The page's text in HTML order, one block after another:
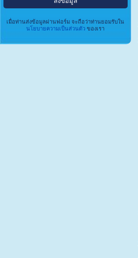
เมื่อท่านส่งข้อมูลผ่านฟอร์ม จะถือว่าท่านยอมรับใน
นโยบายความเป็นส่วนตัวของเรา